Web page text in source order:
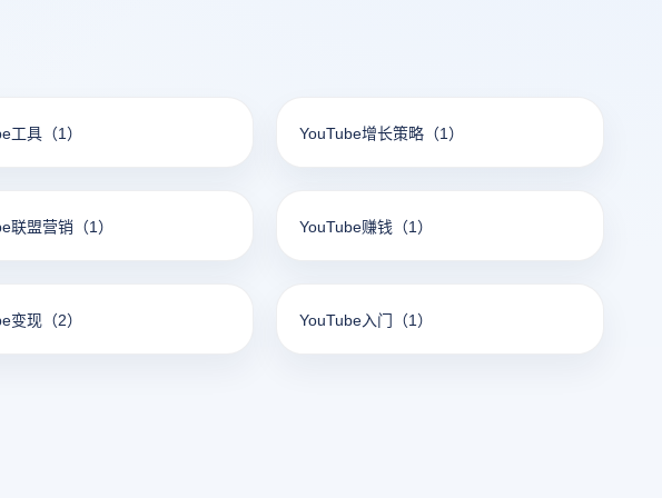
工具 （1） YouTube增长策略 （1）
联盟营销 （1） YouTube赚钱 （1）
变现 （2） YouTube入门 （1）